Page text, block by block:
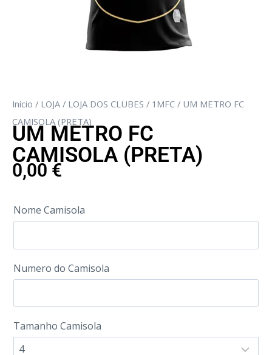
Início / LOJA / LOJA DOS CLUBES / 1MFC / UM METRO FC
CAMISOLA (PRETA)
UM METRO FC
CAMISOLA (PRETA)
0,00 €
Nome Camisola
Numero do Camisola
Tamanho Camisola